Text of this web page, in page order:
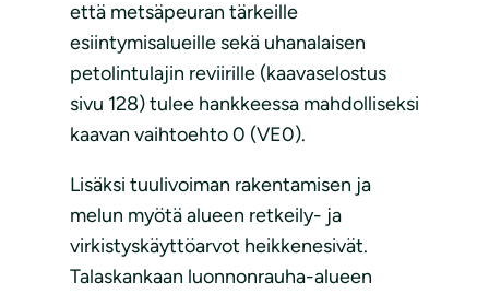
että metsäpeuran tärkeille
esiintymisalueille sekä uhanalaisen
petolintulajin reviirille (kaavaselostus
sivu 128) tulee hankkeessa mahdolliseksi
kaavan vaihtoehto 0 (VE0).
Lisäksi tuulivoiman rakentamisen ja
melun myötä alueen retkeily- ja
virkistyskäyttöarvot heikkenesivät.
Talaskankaan luonnonrauha-alueen